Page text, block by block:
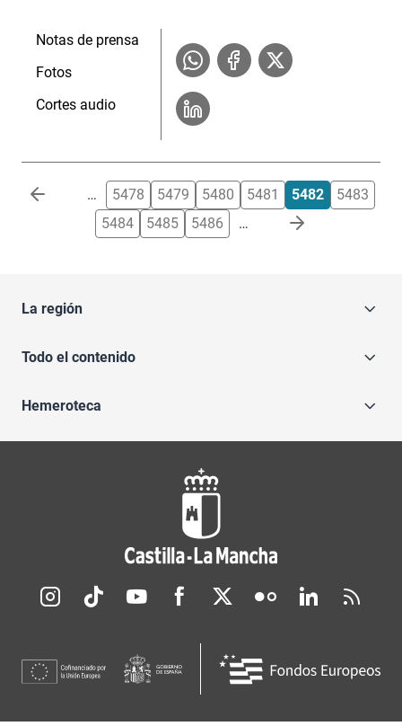
Notas de prensa
Fotos
Cortes audio
Paginación … 5478 5479 5480 5481 5482
5483
5484
5485 5486 …
La región
Todo el contenido
Hemeroteca
Redes sociales JCCM